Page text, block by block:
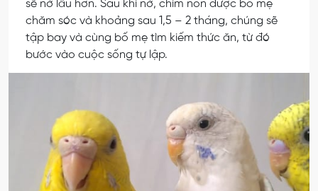
sẽ nở lâu hơn. Sau khi nở, chim non được bố mẹ
chăm sóc và khoảng sau 1,5 – 2 tháng, chúng sẽ
tập bay và cùng bố mẹ tìm kiếm thức ăn, từ đó
bước vào cuộc sống tự lập.